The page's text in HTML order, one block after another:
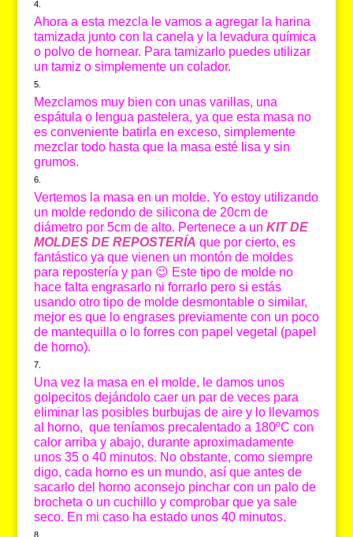
Ahora a esta mezcla le vamos a agregar la harina
tamizada junto con la canela y la levadura química
o polvo de hornear. Para tamizarlo puedes utilizar
un tamiz o simplemente un colador.
Mezclamos muy bien con unas varillas, una
espátula o lengua pastelera, ya que esta masa no
es conveniente batirla en exceso, simplemente
mezclar todo hasta que la masa esté lisa y sin
grumos.
Vertemos la masa en un molde. Yo estoy utilizando
un molde redondo de silicona de 20cm de
diámetro por 5cm de alto. Pertenece a un KIT DE
MOLDES DE REPOSTERÍA que por cierto, es
fantástico ya que vienen un montón de moldes
para repostería y pan 😉 Este tipo de molde no
hace falta engrasarlo ni forrarlo pero si estás
usando otro tipo de molde desmontable o similar,
mejor es que lo engrases previamente con un poco
de mantequilla o lo forres con papel vegetal (papel
de horno).
Una vez la masa en el molde, le damos unos
golpecitos dejándolo caer un par de veces para
eliminar las posibles burbujas de aire y lo llevamos
al horno, que teníamos precalentado a 180ºC con
calor arriba y abajo, durante aproximadamente
unos 35 o 40 minutos. No obstante, como siempre
digo, cada horno es un mundo, así que antes de
sacarlo del horno aconsejo pinchar con un palo de
brocheta o un cuchillo y comprobar que ya sale
seco. En mi caso ha estado unos 40 minutos.